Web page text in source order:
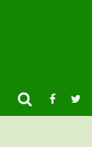
НОВОСТИ